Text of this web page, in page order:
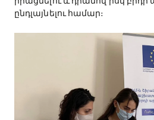
ընդլայնելու համար։